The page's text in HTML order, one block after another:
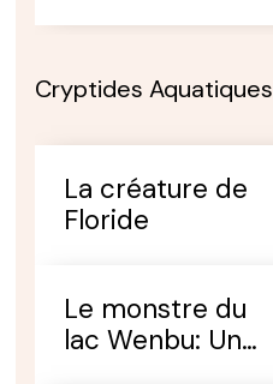
Cryptides Aquatiques
La créature de
Floride
Le monstre du
lac Wenbu: Un